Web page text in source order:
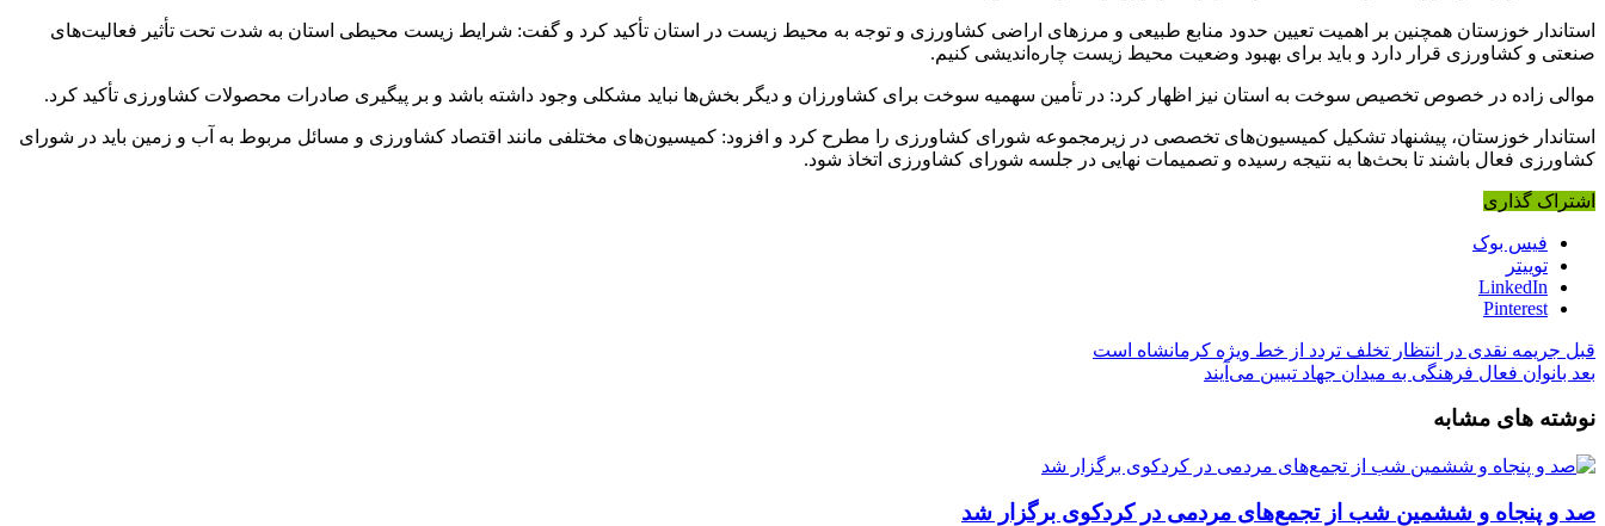
استاندار خوزستان همچنین بر اهمیت تعیین حدود منابع طبیعی و مرزهای اراضی کشاورزی و توجه به محیط زیست در استان تأکید کرد و گفت: شرایط زیست محیطی استان به شدت تحت تأثیر فعالیت‌های
صنعتی و کشاورزی قرار دارد و باید برای بهبود وضعیت محیط زیست چاره‌اندیشی کنیم.
موالی زاده در خصوص تخصیص سوخت به استان نیز اظهار کرد: در تأمین سهمیه سوخت برای کشاورزان و دیگر بخش‌ها نباید مشکلی وجود داشته باشد و بر پیگیری صادرات محصولات کشاورزی تأکید کرد.
استاندار خوزستان، پیشنهاد تشکیل کمیسیون‌های تخصصی در زیرمجموعه شورای کشاورزی را مطرح کرد و افزود: کمیسیون‌های مختلفی مانند اقتصاد کشاورزی و مسائل مربوط به آب و زمین باید در شورای
کشاورزی فعال باشند تا بحث‌ها به نتیجه رسیده و تصمیمات نهایی در جلسه شورای کشاورزی اتخاذ شود.
اشتراک گذاری
فیس بوک
توییتر
LinkedIn
Pinterest
قبل جریمه نقدی در انتظار تخلف تردد از خط ویژه کرمانشاه است
بعد بانوان فعال فرهنگی به میدان جهاد تبیین می‌آیند
نوشته های مشابه
صد و پنجاه‌ و ششمین شب از تجمع‌های مردمی در کردکوی برگزار شد